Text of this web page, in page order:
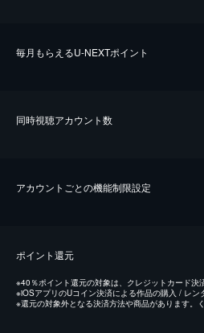
毎⽉もらえるU-NEXTポイント
同時視聴アカウント数
アカウントごとの機能制限設定
ポイント還元
※40％ポイント還元の対象は、クレジットカード決
※iOSアプリのUコイン決済による作品の購入 / レン
※還元の対象外となる決済方法や商品があります。